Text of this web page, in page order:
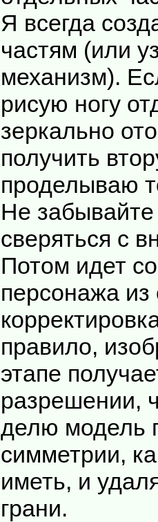
Я всегда
частям (или
механизм).
рисую ногу
зеркально
получить
проделываю
Не
сверяться с
Потом идет
персонажа из
правило,
этапе
разрешении,
делю модель
симметрии,
иметь, и
грани.